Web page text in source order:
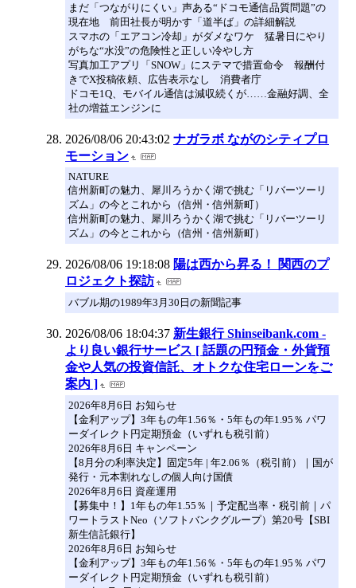
まだ「つながりにくい」声ある“ドコモ通信品質問題”の
現在地 前田社長が明かす「道半ば」の詳細解説
スマホの「エアコン冷却」がダメなワケ 猛暑日にやり
がちな“水没”の危険性と正しい冷やし方
写真加工アプリ「SNOW」にステマで措置命令 報酬付
きでX投稿依頼、広告表示なし 消費者庁
ドコモ1Q、モバイル通信は減収続くが……金融好調、全
社の増益エンジンに
2026/08/06 20:43:02 ナガラボ ながのシティプロ
モーション
NATURE
信州新町の魅力、犀川ろうかく湖で挑む「リバーツーリ
ズム」の今とこれから（信州・信州新町）
信州新町の魅力、犀川ろうかく湖で挑む「リバーツーリ
ズム」の今とこれから（信州・信州新町）
2026/08/06 19:18:08 陽は西から昇る！ 関西のプ
ロジェクト探訪
バブル期の1989年3月30日の新聞記事
2026/08/06 18:04:37 新生銀行 Shinseibank.com -
より良い銀行サービス [ 話題の円預金・外貨預
金や人気の投資信託、オトクな住宅ローンをご
案内 ]
2026年8月6日 お知らせ
【金利アップ】3年もの年1.56％・5年もの年1.95％ パワ
ーダイレクト円定期預金（いずれも税引前）
2026年8月6日 キャンペーン
【8月分の利率決定】固定5年 | 年2.06％（税引前）｜国が
発行・元本割れなしの個人向け国債
2026年8月6日 資産運用
【募集中！】1年もの年1.55％｜予定配当率・税引前｜パ
ワートラストNeo（ソフトバンクグループ）第20号【SBI
新生信託銀行】
2026年8月6日 お知らせ
【金利アップ】3年もの年1.56％・5年もの年1.95％ パワ
ーダイレクト円定期預金（いずれも税引前）